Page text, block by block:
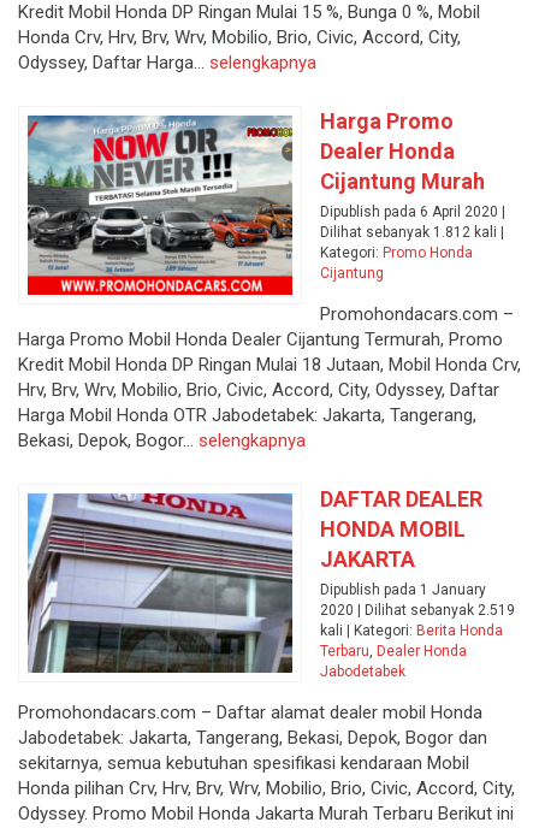
Kredit Mobil Honda DP Ringan Mulai 15 %, Bunga 0 %, Mobil
Honda Crv, Hrv, Brv, Wrv, Mobilio, Brio, Civic, Accord, City,
Odyssey, Daftar Harga... selengkapnya
Harga Promo
Dealer Honda
Cijantung Murah
Dipublish pada 6 April 2020 |
Dilihat sebanyak 1.812 kali |
Kategori: Promo Honda
Cijantung
Promohondacars.com –
Harga Promo Mobil Honda Dealer Cijantung Termurah, Promo
Kredit Mobil Honda DP Ringan Mulai 18 Jutaan, Mobil Honda Crv,
Hrv, Brv, Wrv, Mobilio, Brio, Civic, Accord, City, Odyssey, Daftar
Harga Mobil Honda OTR Jabodetabek: Jakarta, Tangerang,
Bekasi, Depok, Bogor... selengkapnya
DAFTAR DEALER
HONDA MOBIL
JAKARTA
Dipublish pada 1 January
2020 | Dilihat sebanyak 2.519
kali | Kategori: Berita Honda
Terbaru, Dealer Honda
Jabodetabek
Promohondacars.com – Daftar alamat dealer mobil Honda
Jabodetabek: Jakarta, Tangerang, Bekasi, Depok, Bogor dan
sekitarnya, semua kebutuhan spesifikasi kendaraan Mobil
Honda pilihan Crv, Hrv, Brv, Wrv, Mobilio, Brio, Civic, Accord, City,
Odyssey. Promo Mobil Honda Jakarta Murah Terbaru Berikut ini